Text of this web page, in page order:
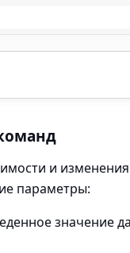
и
параметры:
значение